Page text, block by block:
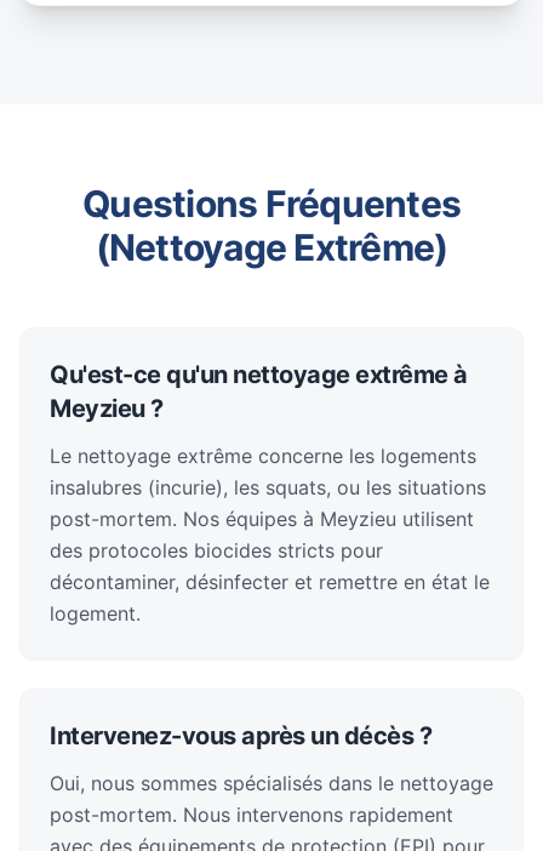
Questions Fréquentes
(Nettoyage Extrême)
Qu'est-ce qu'un nettoyage extrême à
Meyzieu ?
Le nettoyage extrême concerne les logements
insalubres (incurie), les squats, ou les situations
post-mortem. Nos équipes à Meyzieu utilisent
des protocoles biocides stricts pour
décontaminer, désinfecter et remettre en état le
logement.
Intervenez-vous après un décès ?
Oui, nous sommes spécialisés dans le nettoyage
post-mortem. Nous intervenons rapidement
avec des équipements de protection (EPI) pour